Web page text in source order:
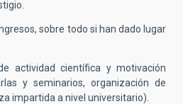
sobre todo si han dado lugar
actividad científica y motivación
y seminarios, organización de
impartida a nivel universitario).